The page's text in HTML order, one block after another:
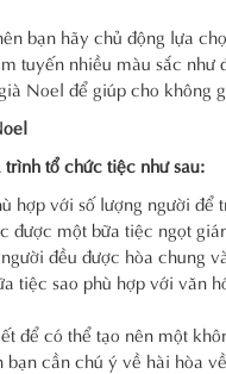
bạn hãy chủ động lựa
tuyến nhiều màu sắc như
Noel để giúp cho không
tổ chức tiệc như sau:
với số lượng người để
một bữa tiệc ngọt
đều được hòa chung
tiệc sao phù hợp với văn
để có thể tạo nên một
cần chú ý về hài hòa